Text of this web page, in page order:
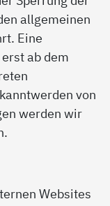
allgemeinen
Eine
ab dem
von
werden wir
Websites